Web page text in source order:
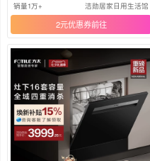
销量1万+ 洁勋居家日用生活馆
2元优惠券